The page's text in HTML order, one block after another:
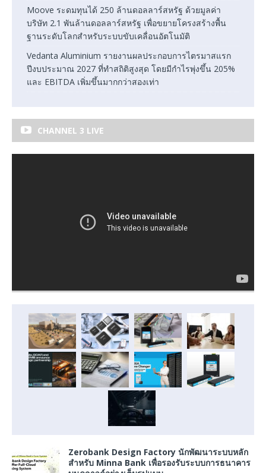
Moove ระดมทุนได้ 250 ล้านดอลลาร์สหรัฐ ด้วยมูลค่า
บริษัท 2.1 พันล้านดอลลาร์สหรัฐ เพื่อขยายโครงสร้างพื้น
ฐานระดับโลกสำหรับระบบขับเคลื่อนอัตโนมัติ
Vedanta Aluminium รายงานผลประกอบการไตรมาสแรก
ปีงบประมาณ 2027 ที่ทำสถิติสูงสุด โดยมีกำไรพุ่งขึ้น 205%
และ EBITDA เพิ่มขึ้นมากกว่าสองเท่า
CHANNEL 3 LIVE
Zerobank Design Factory นักพัฒนาระบบหลัก
สำหรับ Minna Bank เพื่อรองรับระบบการธนาคาร